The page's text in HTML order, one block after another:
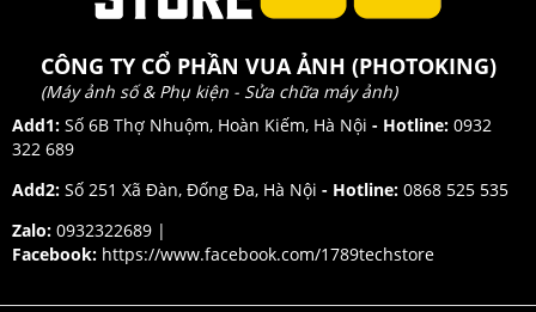
CÔNG TY CỔ PHẦN VUA ẢNH (PHOTOKING)
(Máy ảnh số & Phụ kiện - Sửa chữa máy ảnh)
Add1: Số 6B Thợ Nhuộm, Hoàn Kiếm, Hà Nội - Hotline: 0932
322 689
Add2: Số 251 Xã Đàn, Đống Đa, Hà Nội - Hotline: 0868 525 535
Zalo: 0932322689 |
Facebook: https://www.facebook.com/1789techstore